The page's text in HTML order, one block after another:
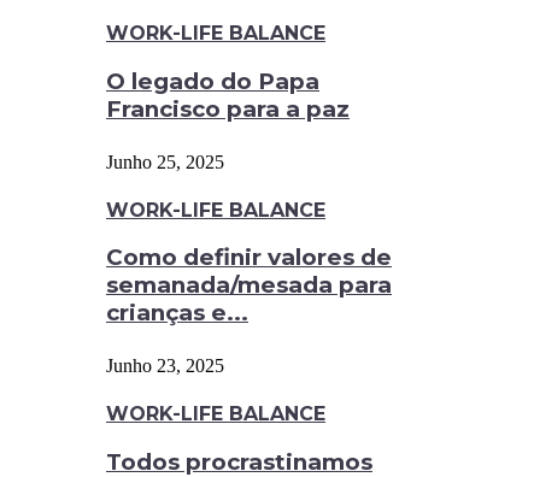
WORK-LIFE BALANCE
O legado do Papa
Francisco para a paz
Junho 25, 2025
WORK-LIFE BALANCE
Como definir valores de
semanada/mesada para
crianças e...
Junho 23, 2025
WORK-LIFE BALANCE
Todos procrastinamos